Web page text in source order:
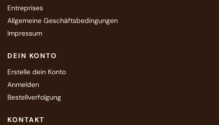
Entreprises
Allgemeine Geschäftsbedingungen
Impressum
DEIN KONTO
Erstelle dein Konto
Anmelden
Bestellverfolgung
KONTAKT